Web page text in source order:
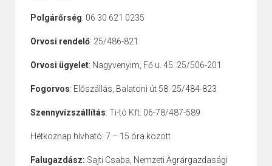
Polgárőrség: 06 30 621 0235
Orvosi rendelő: 25/486-821
Orvosi ügyelet: Nagyvenyim, Fő u. 45. 25/506-201
Fogorvos: Előszállás, Balatoni út 58. 25/484-823
Szennyvízszállítás: Ti-tó Kft. 06-78/487-589
Hétköznap hívható: 7 – 15 óra között
Falugazdász: Sajti Csaba, Nemzeti Agrárgazdasági